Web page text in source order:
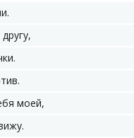
моей,